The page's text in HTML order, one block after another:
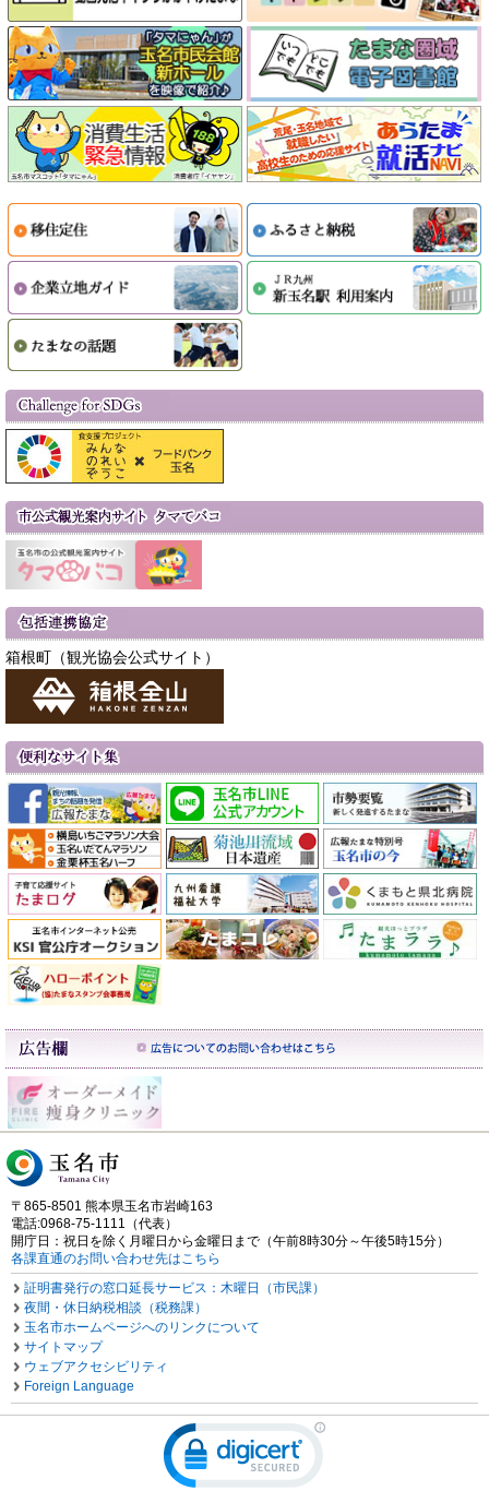
箱根町（観光協会公式サイト）
〒865-8501 熊本県玉名市岩崎163
電話:0968-75-1111（代表）
開庁日：祝日を除く月曜日から金曜日まで（午前8時30分～午後5時15分）
各課直通のお問い合わせ先はこちら
証明書発行の窓口延長サービス：木曜日（市民課）
夜間・休日納税相談（税務課）
玉名市ホームページへのリンクについて
サイトマップ
ウェブアクセシビリティ
Foreign Language